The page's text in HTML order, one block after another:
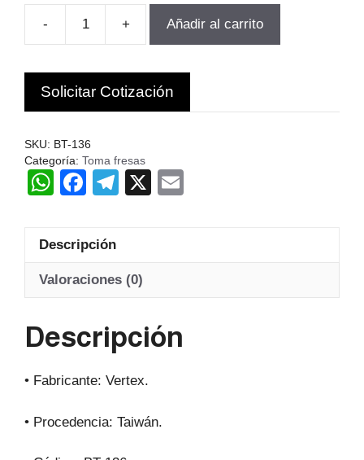
-
TOMA
MT2-
22
DIAMETRO
27MM
OLIMA
+ Añadir al carrito
Solicitar Cotización
SKU: BT-136
Categoría: Toma fresas
W
at
s
A
p
F
c
e
b
o
T
gr
a
X
Descripción
Valoraciones (0)
Descripción
• Fabricante: Vertex.
• Procedencia: Taiwán.